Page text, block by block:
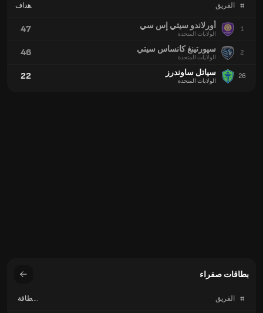
# الفريق
الأهداف
1
أورلاندو سيتي إس سي
الولايات المتحدة 47
2 سپورتينغ كانساس سيتي
الولايات المتحدة 46
26 سياتل ساوندرز
الولايات المتحدة 22
بطاقات صفراء
# الفريق
بطاقة